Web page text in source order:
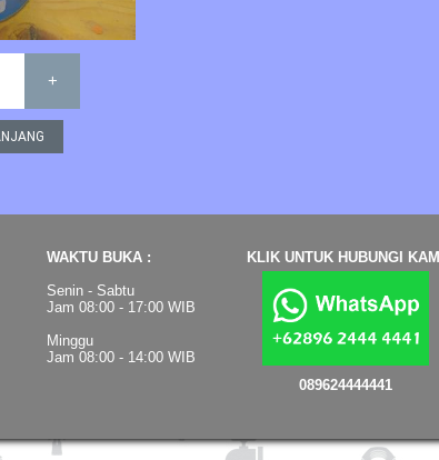
+
WAKTU BUKA :
Senin - Sabtu
Jam 08:00 - 17:00 WIB
Minggu
Jam 08:00 - 14:00 WIB
KLIK UNTUK HUBUNGI KAMI
089624444441